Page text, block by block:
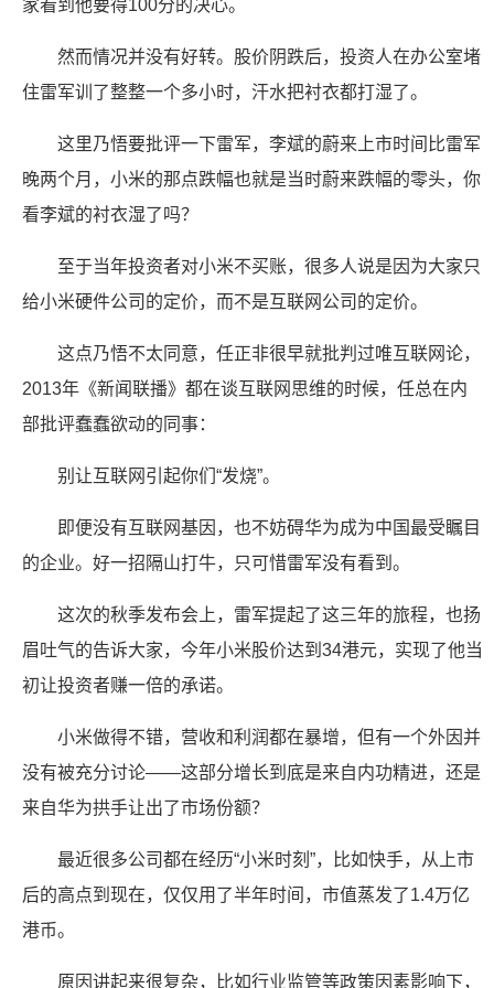
家看到他要得100分的决心。
然而情况并没有好转。股价阴跌后，投资人在办公室堵
住雷军训了整整一个多小时，汗水把衬衣都打湿了。
这里乃悟要批评一下雷军，李斌的蔚来上市时间比雷军
晚两个月，小米的那点跌幅也就是当时蔚来跌幅的零头，你
看李斌的衬衣湿了吗？
至于当年投资者对小米不买账，很多人说是因为大家只
给小米硬件公司的定价，而不是互联网公司的定价。
这点乃悟不太同意，任正非很早就批判过唯互联网论，
2013年《新闻联播》都在谈互联网思维的时候，任总在内
部批评蠢蠢欲动的同事：
别让互联网引起你们“发烧”。
即便没有互联网基因，也不妨碍华为成为中国最受瞩目
的企业。好一招隔山打牛，只可惜雷军没有看到。
这次的秋季发布会上，雷军提起了这三年的旅程，也扬
眉吐气的告诉大家，今年小米股价达到34港元，实现了他当
初让投资者赚一倍的承诺。
小米做得不错，营收和利润都在暴增，但有一个外因并
没有被充分讨论——这部分增长到底是来自内功精进，还是
来自华为拱手让出了市场份额？
最近很多公司都在经历“小米时刻”，比如快手，从上市
后的高点到现在，仅仅用了半年时间，市值蒸发了1.4万亿
港币。
原因讲起来很复杂，比如行业监管等政策因素影响下，